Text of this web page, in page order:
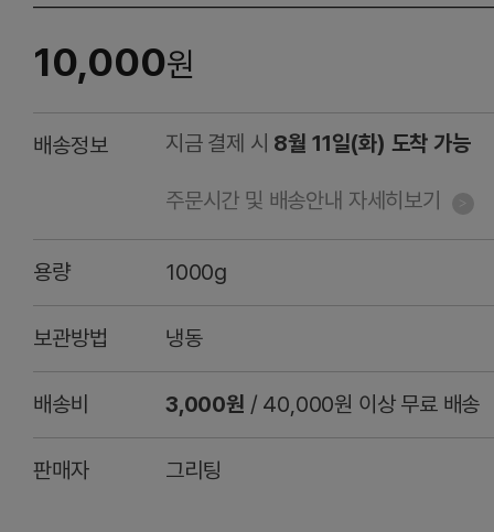
10,000원
배송정보 지금 결제 시 8월 11일(화) 도착 가능
주문시간 및 배송안내 자세히보기
용량 1000g
보관방법 냉동
배송비 3,000원 / 40,000원 이상 무료 배송
판매자 그리팅